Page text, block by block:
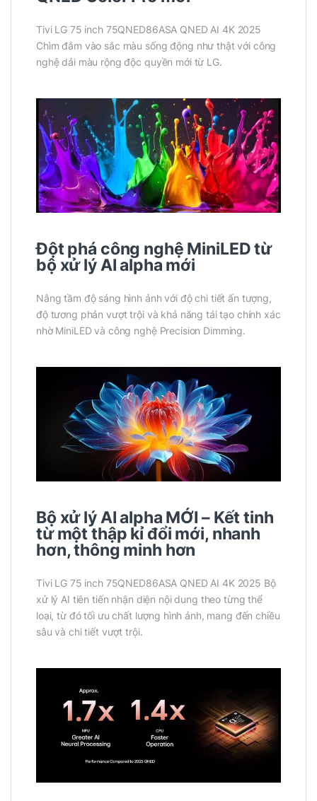
Tivi LG 75 inch 75QNED86ASA QNED AI 4K 2025
Chìm đắm vào sắc màu sống động như thật với công
nghệ dải màu rộng độc quyền mới từ LG.
Đột phá công nghệ MiniLED từ
bộ xử lý AI alpha mới
Nâng tầm độ sáng hình ảnh với độ chi tiết ấn tượng,
độ tương phản vượt trội và khả năng tái tạo chính xác
nhờ MiniLED và công nghệ Precision Dimming.
Bộ xử lý AI alpha MỚI – Kết tinh
từ một thập kỉ đổi mới, nhanh
hơn, thông minh hơn
Tivi LG 75 inch 75QNED86ASA QNED AI 4K 2025 Bộ
xử lý AI tiên tiến nhận diện nội dung theo từng thể
loại, từ đó tối ưu chất lượng hình ảnh, mang đến chiều
sâu và chi tiết vượt trội.